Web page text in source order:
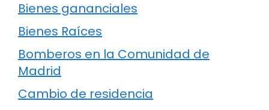
Bienes gananciales
Bienes Raíces
Bomberos en la Comunidad de
Madrid
Cambio de residencia